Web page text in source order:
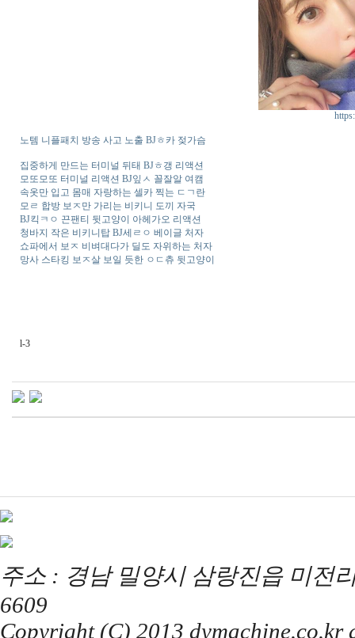
노템 니플패치 방송 사고 노출 BJㅎ카 젖가슴
집중하게 만드는 터미널 뒤태 BJㅎ갱 리액션
모또모또 터미널 리액션 BJ잎ㅅ 꼴잘알 여캠
속옷만 입고 몸매 자랑하는 셀카 찍는 ㄷㄱ란
모ㄹ 합방 보ㅈ만 가리는 비키니 도끼 자국
BJ킥ㅋㅇ 끈팬티 뒷고양이 아헤가오 리액션
청바지 작은 비키니탑 BJ세ㄹㅇ 베이글 처자
쇼파에서 보ㅈ 비벼대다가 딜도 자위하는 처자
망사 스타킹 보ㅈ살 보일 듯한 ㅇㄷ츄 뒷고양이
l-3
주소 : 경남 밀양시 삼랑진읍 미전
6609
Copyright (C) 2013 dymachine.co.kr